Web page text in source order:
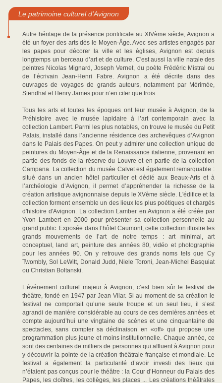
Le patrimoine culturel d'Avignon
Autre héritage de la présence pontificale au XIVème siècle, Avignon a
été un foyer des arts dès le Moyen-Âge. Avec ses artistes engagés par
les papes pour décorer la ville et les églises, Avignon est depuis
longtemps un berceau d’art et de culture. C'est aussi la ville natale des
peintres Nicolas Mignard, Joseph Vernet, du poète Frédéric Mistral ou
de l’écrivain Jean-Henri Fabre. Avignon a été décrite dans des
ouvrages de voyages de grands auteurs, notamment par Mérimée,
Stendhal et Henry James pour n’en citer que trois.
Tous les arts et toutes les époques ont leur musée à Avignon, de la
Préhistoire avec le musée lapidaire à l’art contemporain avec la
collection Lambert. Parmi les plus notables, on trouve le musée du Petit
Palais, installé dans l’ancienne résidence des archevêques d’Avignon
dans le Palais des Papes. On peut y admirer une collection unique de
peintures du Moyen-Âge et de la Renaissance italienne, provenant en
partie des fonds de la réserve du Louvre et en partie de la collection
Campana. La collection du musée Calvet est également remarquable :
situé dans un ancien hôtel particulier et dédié aux Beaux-Arts et à
l’archéologie d’Avignon, il permet d’appréhender la richesse de la
création artistique avignonnaise depuis le XVème siècle. L'édifice et la
collection forment ensemble un des lieux les plus poétiques et chargés
d'histoire d'Avignon. La collection Lamber en Avignon a été créée par
Yvon Lambert en 2000 pour présenter sa collection personnelle au
grand public. Exposée dans l’hôtel Caumont, cette collection illustre les
grands mouvements de l’art de notre temps : art minimal, art
conceptuel, land art, peinture des années 80, vidéo et photographie
pour les années 90. On y retrouve des grands noms tels que Cy
Twombly, Sol LeWitt, Donald Judd, Niele Toroni, Jean-Michel Basquiat
ou Christian Boltanski.
L’événement culturel majeur à Avignon, c’est bien sûr le festival de
théâtre, fondé en 1947 par Jean Vilar. Si au moment de sa création le
festival ne comportait qu’une seule troupe et un seul lieu, il s’est
agrandi de manière considérable au cours de ces dernières années et
compte aujourd’hui une vingtaine de scènes et une cinquantaine de
spectacles, sans compter sa déclinaison en «off» qui propose une
programmation plus jeune et moins institutionnelle. Chaque année, ce
sont des centaines de milliers de personnes qui affluent à Avignon pour
y découvrir la pointe de la création théâtrale française et mondiale. Le
festival a également la particularité d’avoir investi des lieux qui
n’étaient pas conçus pour le théâtre : la Cour d’Honneur du Palais des
Papes, les cloîtres, les collèges, les places ... Les créations théâtrales